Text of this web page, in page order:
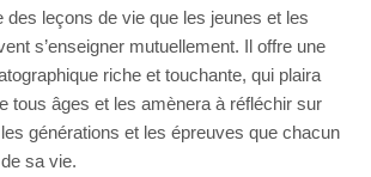
des leçons de vie que les jeunes et les
s’enseigner mutuellement. Il offre une
riche et touchante, qui plaira
tous âges et les amènera à réfléchir sur
générations et les épreuves que chacun
sa vie.